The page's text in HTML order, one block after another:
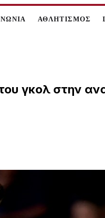
ΑΘΛΗΤΙΣΜΟΣ
γκολ στην